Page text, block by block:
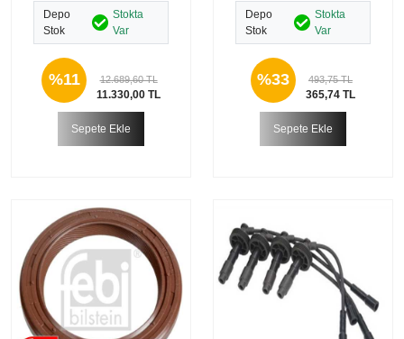
Depo
Stok
Stokta
Var
%11 12.689,60 TL
11.330,00 TL
Sepete Ekle
Depo
Stok
Stokta
Var
%33 493,75 TL
365,74 TL
Sepete Ekle